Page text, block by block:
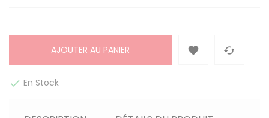
AJOUTER AU PANIER  
 En Stock